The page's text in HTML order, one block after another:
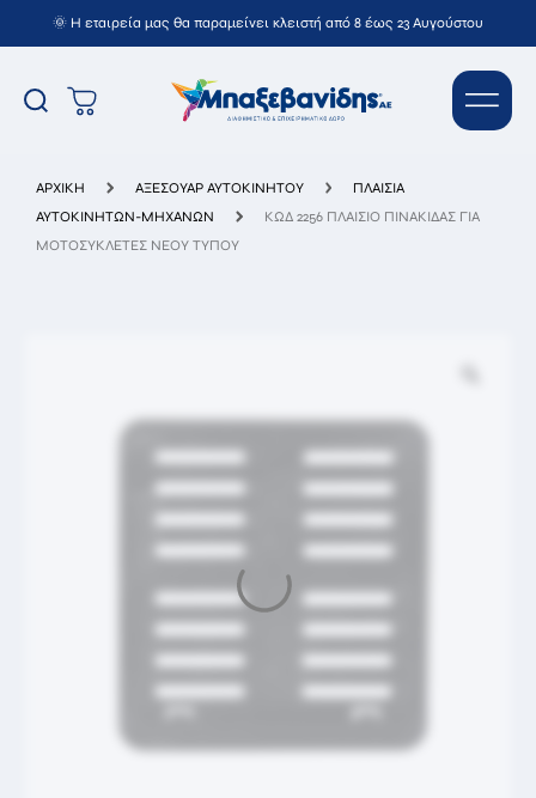
🌞 Η εταιρεία μας θα παραμείνει κλειστή από 8 έως 23 Αυγούστου
ΑΡΧΙΚΉ ΑΞΕΣΟΥΑΡ ΑΥΤΟΚΙΝΗΤΟΥ
ΠΛΑΙΣΙΑ
ΑΥΤΟΚΙΝΗΤΩΝ-ΜΗΧΑΝΩΝ
ΚΩΔ 2256 ΠΛΑΙΣΙΟ ΠΙΝΑΚΙΔΑΣ ΓΙΑ
ΜΟΤΟΣΥΚΛΕΤΕΣ ΝΕΟΥ ΤΥΠΟΥ
ΚΩΔ 2256 ΠΛΑΙΣΙΟ ΠΙΝΑΚΙΔΑΣ ΓΙΑ
ΜΟΤΟΣΥΚΛΕΤΕΣ ΝΕΟΥ ΤΥΠΟΥ
Αποστέλλοντας αυτήν την φόρμα αποδέχεστε ότι τα